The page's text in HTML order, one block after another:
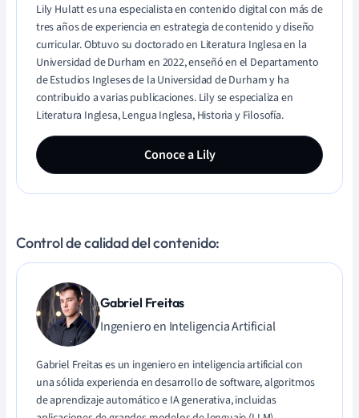
Lily Hulatt es una especialista en contenido digital con más de
tres años de experiencia en estrategia de contenido y diseño
curricular. Obtuvo su doctorado en Literatura Inglesa en la
Universidad de Durham en 2022, enseñó en el Departamento
de Estudios Ingleses de la Universidad de Durham y ha
contribuido a varias publicaciones. Lily se especializa en
Literatura Inglesa, Lengua Inglesa, Historia y Filosofía.
Conoce a Lily
Control de calidad del contenido:
Gabriel Freitas
Ingeniero en Inteligencia Artificial
Gabriel Freitas es un ingeniero en inteligencia artificial con
una sólida experiencia en desarrollo de software, algoritmos
de aprendizaje automático e IA generativa, incluidas